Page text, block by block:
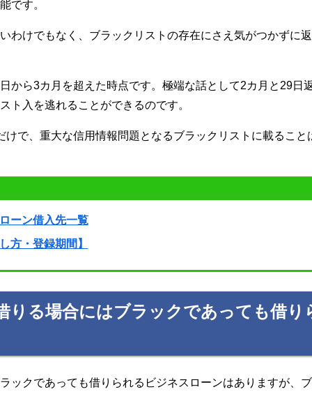
です。
わけでもなく、ブラックリストの存在にさえ気がつかずに
から3カ月を超えた時点です。極端な話として2カ月と29日
ト入を逃れることができるのです。
で、重大な信用情報問題となるブラックリストに載ること
ーン借入先一覧
方・登録期間】
りる場合にはブラックであっても借り
ックであっても借りられるビジネスローンはありますが、